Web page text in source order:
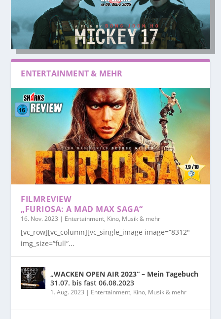
ENTERTAINMENT & MEHR
FILMREVIEW
„FURIOSA: A MAD MAX SAGA“
16. Nov. 2023 | Entertainment, Kino, Musik & mehr
[vc_row][vc_column][vc_single_image image=“8312″
img_size=“full“...
„WACKEN OPEN AIR 2023“ – Mein Tagebuch
31.07. bis fast 06.08.2023
1. Aug. 2023 | Entertainment, Kino, Musik & mehr